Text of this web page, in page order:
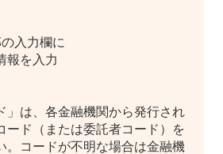
の入力欄に
報を入力
」は、各金融機関から発行され
ード（または委託者コード）を
。コードが不明な場合は金融機